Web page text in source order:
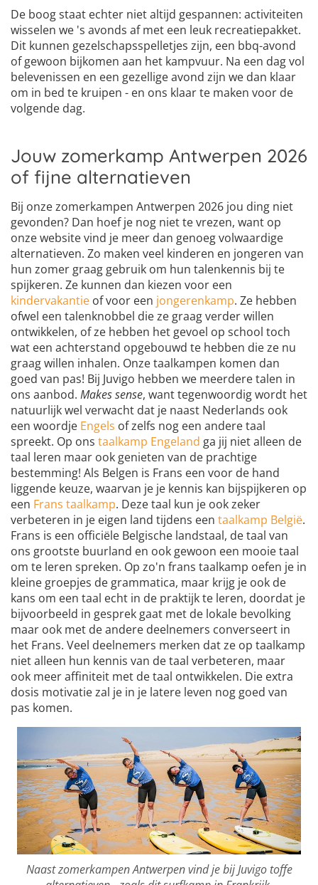
De boog staat echter niet altijd gespannen: activiteiten
wisselen we 's avonds af met een leuk recreatiepakket.
Dit kunnen gezelschapsspelletjes zijn, een bbq-avond
of gewoon bijkomen aan het kampvuur. Na een dag vol
belevenissen en een gezellige avond zijn we dan klaar
om in bed te kruipen - en ons klaar te maken voor de
volgende dag.
Jouw zomerkamp Antwerpen 2026
of fijne alternatieven
Bij onze zomerkampen Antwerpen 2026 jou ding niet
gevonden? Dan hoef je nog niet te vrezen, want op
onze website vind je meer dan genoeg volwaardige
alternatieven. Zo maken veel kinderen en jongeren van
hun zomer graag gebruik om hun talenkennis bij te
spijkeren. Ze kunnen dan kiezen voor een
kindervakantie of voor een jongerenkamp. Ze hebben
ofwel een talenknobbel die ze graag verder willen
ontwikkelen, of ze hebben het gevoel op school toch
wat een achterstand opgebouwd te hebben die ze nu
graag willen inhalen. Onze taalkampen komen dan
goed van pas! Bij Juvigo hebben we meerdere talen in
ons aanbod. Makes sense, want tegenwoordig wordt het
natuurlijk wel verwacht dat je naast Nederlands ook
een woordje Engels of zelfs nog een andere taal
spreekt. Op ons taalkamp Engeland ga jij niet alleen de
taal leren maar ook genieten van de prachtige
bestemming! Als Belgen is Frans een voor de hand
liggende keuze, waarvan je je kennis kan bijspijkeren op
een Frans taalkamp. Deze taal kun je ook zeker
verbeteren in je eigen land tijdens een taalkamp België.
Frans is een officiële Belgische landstaal, de taal van
ons grootste buurland en ook gewoon een mooie taal
om te leren spreken. Op zo'n frans taalkamp oefen je in
kleine groepjes de grammatica, maar krijg je ook de
kans om een taal echt in de praktijk te leren, doordat je
bijvoorbeeld in gesprek gaat met de lokale bevolking
maar ook met de andere deelnemers converseert in
het Frans. Veel deelnemers merken dat ze op taalkamp
niet alleen hun kennis van de taal verbeteren, maar
ook meer affiniteit met de taal ontwikkelen. Die extra
dosis motivatie zal je in je latere leven nog goed van
pas komen.
Naast zomerkampen Antwerpen vind je bij Juvigo toffe